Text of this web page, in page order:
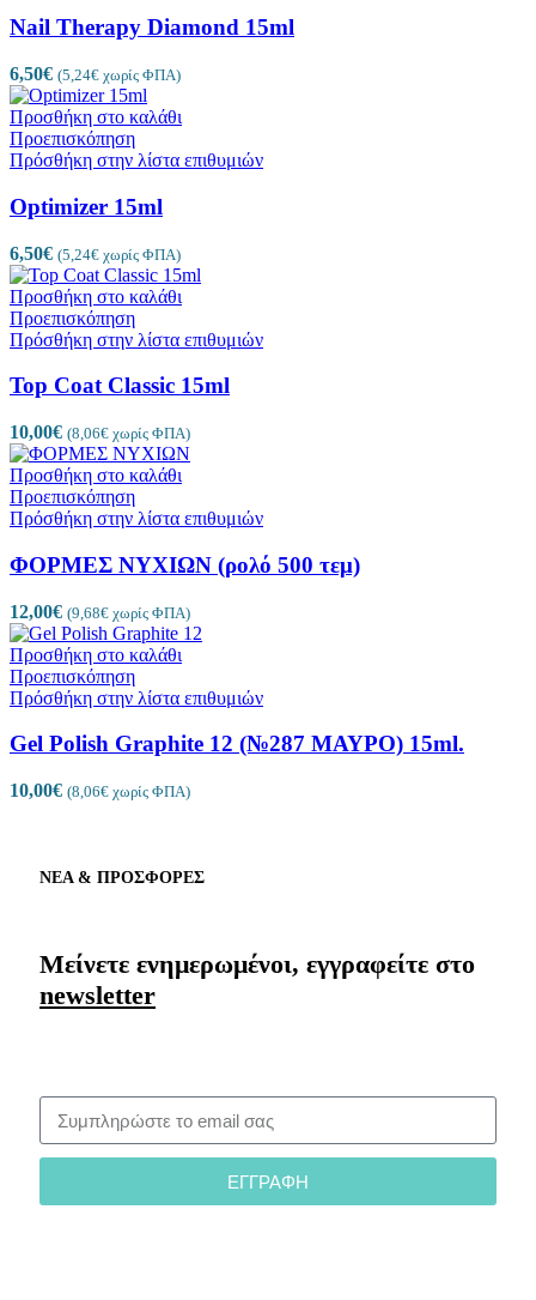
Nail Therapy Diamond 15ml
6,50€ (5,24€ χωρίς ΦΠΑ)
Προσθήκη στο καλάθι
Προεπισκόπηση
Πρόσθήκη στην λίστα επιθυμιών
Optimizer 15ml
6,50€ (5,24€ χωρίς ΦΠΑ)
Προσθήκη στο καλάθι
Προεπισκόπηση
Πρόσθήκη στην λίστα επιθυμιών
Top Coat Classic 15ml
10,00€ (8,06€ χωρίς ΦΠΑ)
Προσθήκη στο καλάθι
Προεπισκόπηση
Πρόσθήκη στην λίστα επιθυμιών
ΦΟΡΜΕΣ ΝΥΧΙΩΝ (ρολό 500 τεμ)
12,00€ (9,68€ χωρίς ΦΠΑ)
Προσθήκη στο καλάθι
Προεπισκόπηση
Πρόσθήκη στην λίστα επιθυμιών
Gel Polish Graphite 12 (№287 ΜΑΥΡΟ) 15ml.
10,00€ (8,06€ χωρίς ΦΠΑ)
ΝΕΑ & ΠΡΟΣΦΟΡΕΣ
Μείνετε ενημερωμένοι, εγγραφείτε στο
newsletter
ΕΓΓΡΑΦΗ